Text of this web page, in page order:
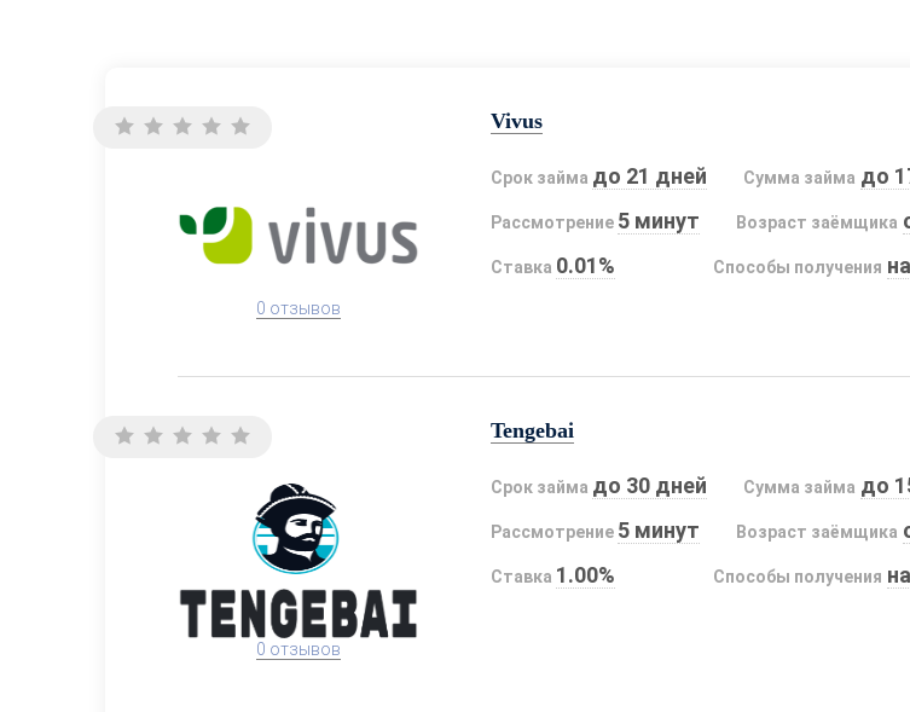
0 отзывов
Vivus
Срок займа до 21 дней Сумма займа до
Рассмотрение 5 минут Возраст заёмщика
Ставка 0.01% Способы получения
0 отзывов
Tengebai
Срок займа до 30 дней Сумма займа до
Рассмотрение 5 минут Возраст заёмщика
Ставка 1.00% Способы получения